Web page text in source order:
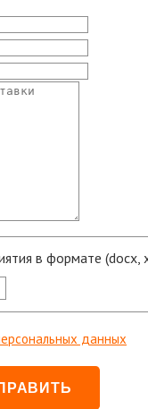
в формате (docx,
данных